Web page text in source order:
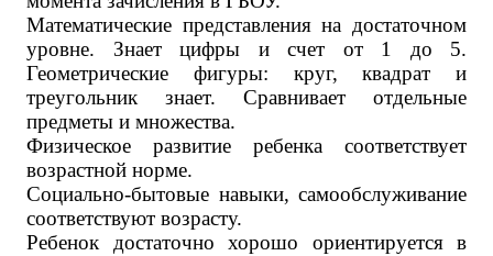
Математические представления на достаточном
уровне. Знает цифры и счет от 1 до 5.
Геометрические фигуры: круг, квадрат и
треугольник знает. Сравнивает отдельные
предметы и множества.
Физическое развитие ребенка соответствует
возрастной норме.
Социально-бытовые навыки, самообслуживание
соответствуют возрасту.
Ребенок достаточно хорошо ориентируется в